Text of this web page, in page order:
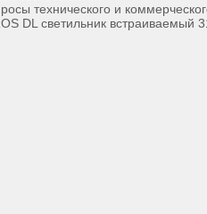
технического и
DL светильник